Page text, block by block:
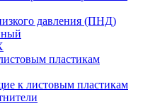
давления (ПНД)
пластикам
к листовым пластикам